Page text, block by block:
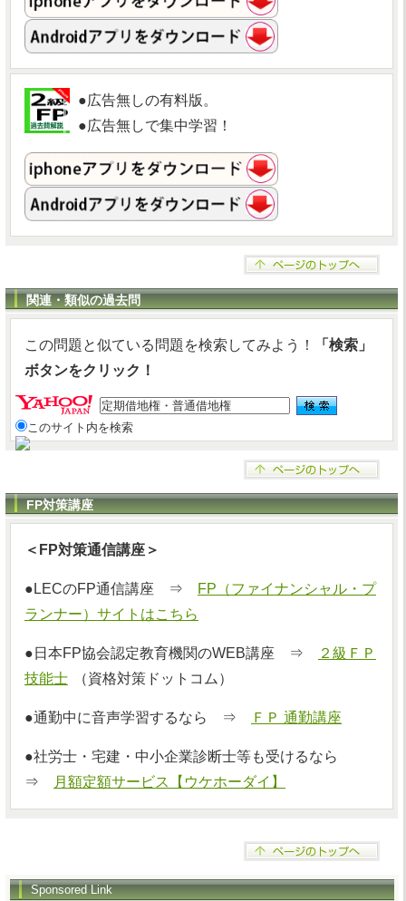
●広告無しの有料版。
●広告無しで集中学習！
関連・類似の過去問
この問題と似ている問題を検索してみよう！
「検索」
ボタンをクリック！
このサイト内を検索
FP対策講座
＜FP対策通信講座＞
●LECのFP通信講座 ⇒
FP（ファイナンシャル・プ
ランナー）サイトはこちら
●日本FP協会認定教育機関のWEB講座 ⇒
２級ＦＰ
技能士
（資格対策ドットコム）
●通勤中に音声学習するなら ⇒ ＦＰ 通勤講座
●社労士・宅建・中小企業診断士等も受けるなら
⇒
月額定額サービス【ウケホーダイ】
Sponsored Link